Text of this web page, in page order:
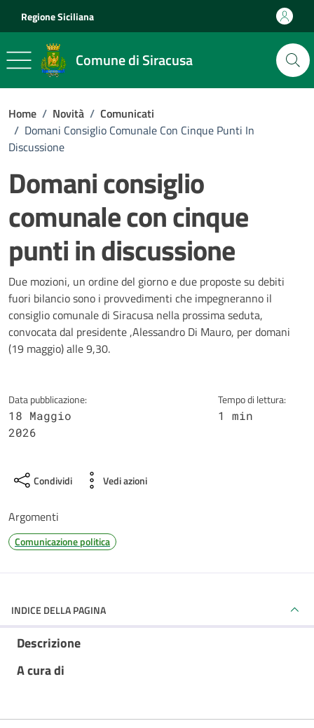
Regione Siciliana
Comune di Siracusa
Home / Novità / Comunicati
/ Domani Consiglio Comunale Con Cinque Punti In
Discussione
Domani consiglio
comunale con cinque
punti in discussione
Dettagli della notizia
Due mozioni, un ordine del giorno e due proposte su debiti
fuori bilancio sono i provvedimenti che impegneranno il
consiglio comunale di Siracusa nella prossima seduta,
convocata dal presidente ,Alessandro Di Mauro, per domani
(19 maggio) alle 9,30.
Data pubblicazione:
18 Maggio
2026
Tempo di lettura:
1 min
Condividi Vedi azioni
Argomenti
Comunicazione politica
INDICE DELLA PAGINA
Descrizione
A cura di